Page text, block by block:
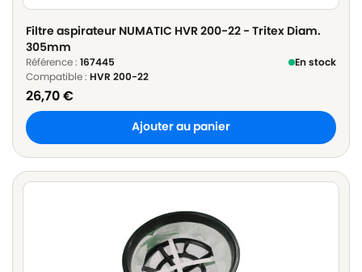
Filtre aspirateur NUMATIC HVR 200-22 - Tritex Diam.
305mm
Référence : 167445
En stock
Compatible : HVR 200-22
26,70€
Ajouter au panier